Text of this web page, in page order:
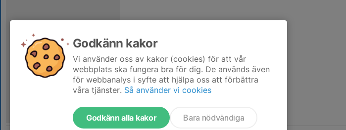
Godkänn kakor
Vi använder oss av kakor (cookies) för att vår
webbplats ska fungera bra för dig. De används även
för webbanalys i syfte att hjälpa oss att förbättra
våra tjänster. Så använder vi cookies
Godkänn alla kakor Bara nödvändiga